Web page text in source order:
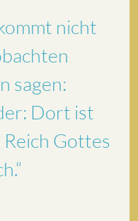
nicht
sagen:
Dort ist
Reich Gottes